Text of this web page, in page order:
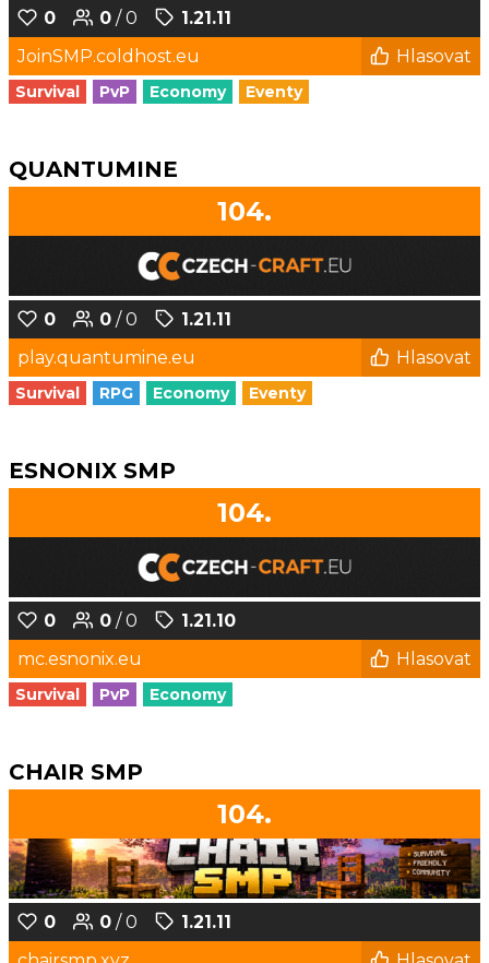
0 0 / 0
1.21.11
JoinSMP.coldhost.eu
Hlasovat
Survival PvP Economy Eventy
QUANTUMINE
104.
0 0 / 0
1.21.11
play.quantumine.eu
Hlasovat
Survival RPG Economy Eventy
ESNONIX SMP
104.
0 0 / 0
1.21.10
mc.esnonix.eu
Hlasovat
Survival PvP Economy
CHAIR SMP
104.
0 0 / 0
1.21.11